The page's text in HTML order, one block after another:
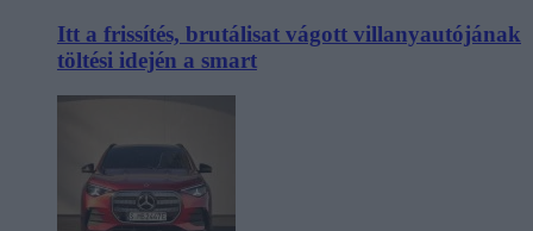
Itt a frissítés, brutálisat vágott villanyautójának
töltési idején a smart